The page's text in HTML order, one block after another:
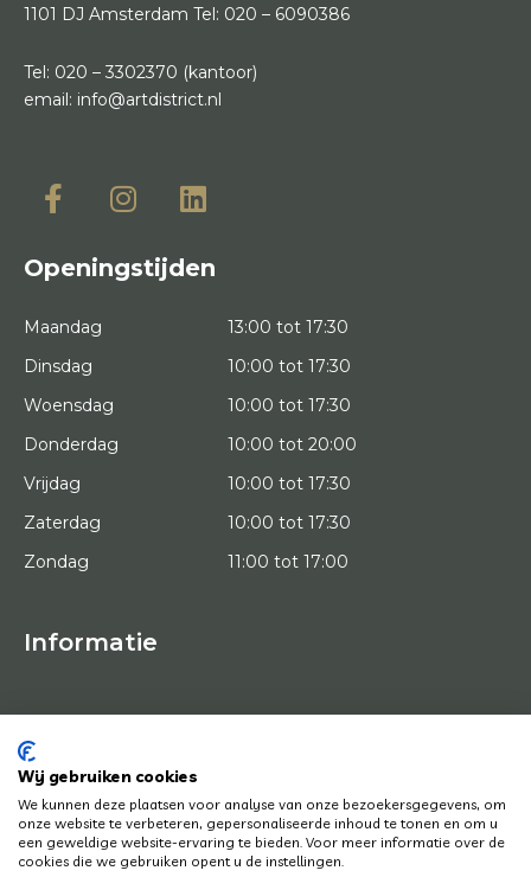
1101 DJ Amsterdam Tel: 020 – 6090386
Tel: 020 – 3302370 (kantoor)
email: info@artdistrict.nl
Openingstijden
Maandag
13:00 tot 17:30
Dinsdag
10:00 tot 17:30
Woensdag
10:00 tot 17:30
Donderdag
10:00 tot 20:00
Vrijdag
10:00 tot 17:30
Zaterdag
10:00 tot 17:30
Zondag
11:00 tot 17:00
Informatie
HOME
KUNSTENAARS
KUNSTWERKEN
HOE WERKT HET
NEWS
CONTACT
Wij gebruiken cookies
We kunnen deze plaatsen voor analyse van onze bezoekersgegevens, om
onze website te verbeteren, gepersonaliseerde inhoud te tonen en om u
een geweldige website-ervaring te bieden. Voor meer informatie over de
cookies die we gebruiken opent u de instellingen.